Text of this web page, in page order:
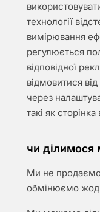
технології
вимірювання
регулюється
відповідної
відмовитися
через
такі як
чи
Ми не
обмінюємо